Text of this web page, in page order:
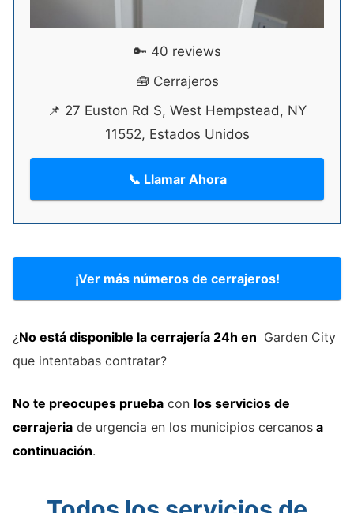
🔑 40 reviews
🧰 Cerrajeros
📌 27 Euston Rd S, West Hempstead, NY
11552, Estados Unidos
📞 Llamar Ahora
¡Ver más números de cerrajeros!
¿No está disponible la cerrajería 24h en Garden City
que intentabas contratar?
No te preocupes prueba con los servicios de
cerrajeria de urgencia en los municipios cercanos a
continuación.